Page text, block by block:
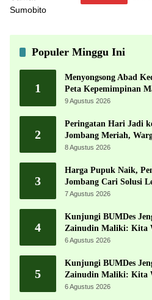
Populer Minggu Ini
1
Menyongsong Abad
Peta Kepemimpinan
Muktamar ke-35
9 Agustus 2026
2
Peringatan Hari Jadi
Jombang Meriah,
Karnaval Budaya
8 Agustus 2026
3
Harga Pupuk Naik,
Jombang Cari Solusi
7 Agustus 2026
4
Kunjungi BUMDes
Zainudin Maliki: Kita
Ekonomi dengan
6 Agustus 2026
5
Kunjungi BUMDes
Zainudin Maliki: Kita
Ekonomi dengan
6 Agustus 2026